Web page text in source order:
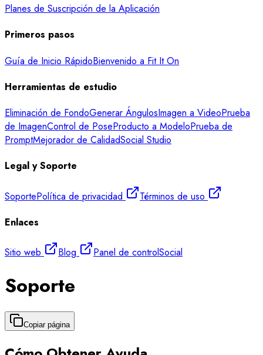
Planes de Suscripción de la Aplicación
Primeros pasos
Guía de Inicio RápidoBienvenido a Fit It On
Herramientas de estudio
Eliminación de FondoGenerar ÁngulosImagen a VideoPrueba
de ImagenControl de PoseProducto a ModeloPrueba de
PromptMejorador de CalidadSocial Studio
Legal y Soporte
SoportePolítica de privacidad
Términos de uso
Enlaces
Sitio web Blog Panel de controlSocial
Soporte
Copiar página